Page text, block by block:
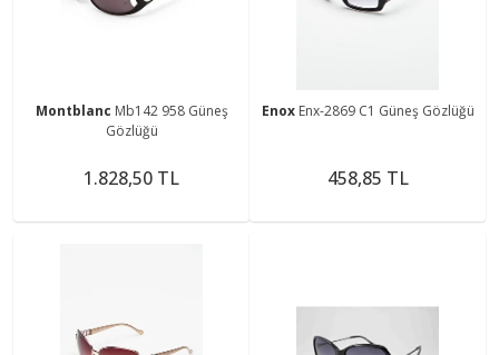
Montblanc Mb142 958 Güneş
Gözlüğü
1.828,50 TL
Enox Enx-2869 C1 Güneş Gözlüğü
458,85 TL